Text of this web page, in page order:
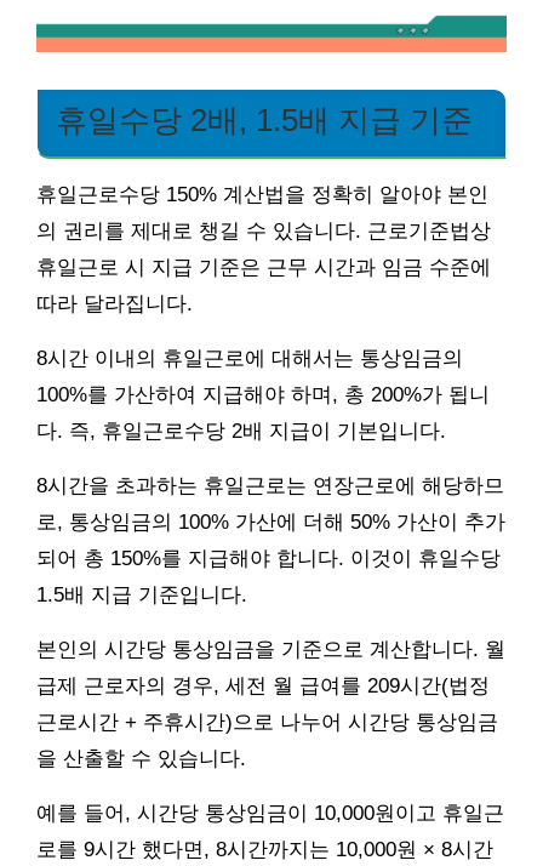
휴일수당 2배, 1.5배 지급 기준
휴일근로수당 150% 계산법을 정확히 알아야 본인
의 권리를 제대로 챙길 수 있습니다. 근로기준법상
휴일근로 시 지급 기준은 근무 시간과 임금 수준에
따라 달라집니다.
8시간 이내의 휴일근로에 대해서는 통상임금의
100%를 가산하여 지급해야 하며, 총 200%가 됩니
다. 즉, 휴일근로수당 2배 지급이 기본입니다.
8시간을 초과하는 휴일근로는 연장근로에 해당하므
로, 통상임금의 100% 가산에 더해 50% 가산이 추가
되어 총 150%를 지급해야 합니다. 이것이 휴일수당
1.5배 지급 기준입니다.
본인의 시간당 통상임금을 기준으로 계산합니다. 월
급제 근로자의 경우, 세전 월 급여를 209시간(법정
근로시간 + 주휴시간)으로 나누어 시간당 통상임금
을 산출할 수 있습니다.
예를 들어, 시간당 통상임금이 10,000원이고 휴일근
로를 9시간 했다면, 8시간까지는 10,000원 × 8시간